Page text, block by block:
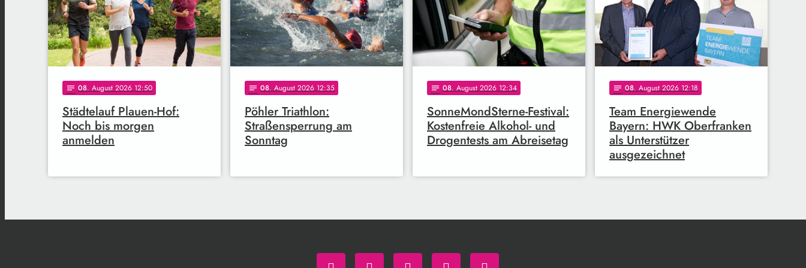
notes 08. August 2026 12:50
Städtelauf Plauen-Hof:
Noch bis morgen
anmelden
notes 08. August 2026 12:35
Pöhler Triathlon:
Straßensperrung am
Sonntag
notes 08. August 2026 12:34
SonneMondSterne-Festival:
Kostenfreie Alkohol- und
Drogentests am Abreisetag
notes 08. August 2026 12:18
Team Energiewende
Bayern: HWK Oberfranken
als Unterstützer
ausgezeichnet